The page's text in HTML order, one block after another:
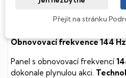
klávesy tak, aby byly krásně
stále však decentně, aby
Obnovovací frekvence 144 Hz
Panel s obnovovací frekvencí
dokonale plynulou akci.
Přejít na stránku